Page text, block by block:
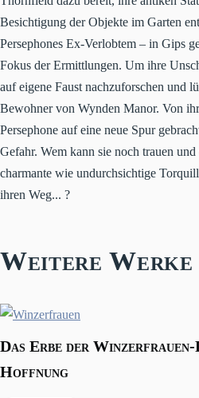
Besichtigung der Objekte im Garten
Persephones Ex-Verlobtem – in Gips
Fokus der Ermittlungen. Um ihre
auf eigene Faust nachzuforschen und
Bewohner von Wynden Manor. Von
Persephone auf eine neue Spur
Gefahr. Wem kann sie noch trauen
charmante wie undurchsichtige
ihren Weg... ?
Weitere Werke
Das Erbe der
Hoffnung